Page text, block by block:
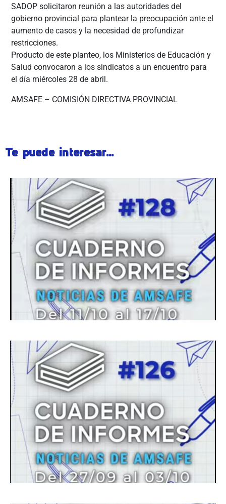
SADOP solicitaron reunión a las autoridades del
gobierno provincial para plantear la preocupación ante el
aumento de casos y la necesidad de profundizar
restricciones.
Producto de este planteo, los Ministerios de Educación y
Salud convocaron a los sindicatos a un encuentro para
el día miércoles 28 de abril.
AMSAFE – COMISIÓN DIRECTIVA PROVINCIAL
Te puede interesar...